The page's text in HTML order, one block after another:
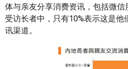
体与亲友分享消费资讯，包括微
受访长者中，只有10%表示这是他
讯渠道。